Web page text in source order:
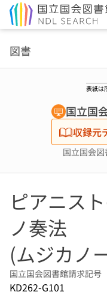
図書
表紙は
国立国
収録元
国立国会
ピアニス
ノ奏法
(ムジカノ
国立国会図書館請求記号
KD262-G101